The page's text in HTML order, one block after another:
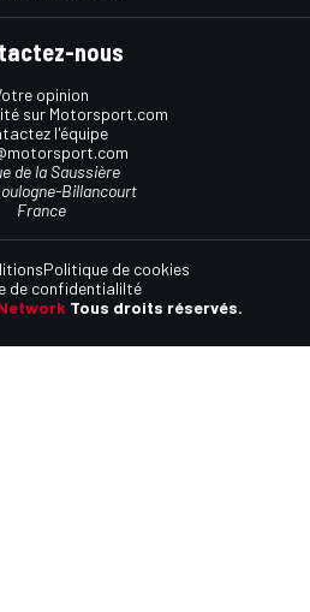
nous
opinion
sur Motorsport.com
l'équipe
de la Saussière
Billancourt
France
Tous droits réservés.
Politique de cookies
de confidentialilté